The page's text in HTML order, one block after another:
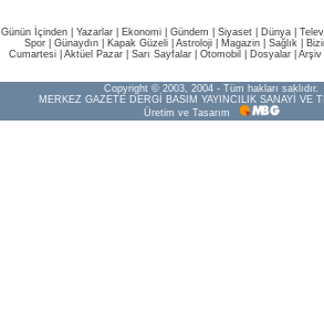
Günün İçinden Yazarlar Ekonomi Gündem Siyaset Dünya |
Spor
Günaydın Kapak Güzeli Astroloji Magazin Sağlık
Cumartesi| Aktüel Pazar| Sarı Sayfalar| Otomobil Dosyalar| Arşiv
Copyright © 2003, 2004 - Tüm hakları saklıdır.
MERKEZ GAZETE DERGİ BASIM YAYINCILIK SANAYİ VE
Üretim ve Tasarım